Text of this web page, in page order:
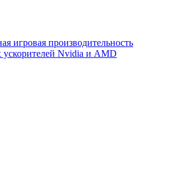
игровая производительность
ускорителей Nvidia и AMD